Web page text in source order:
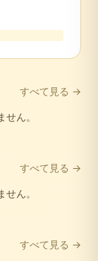
すべて見る →
ん。
すべて見る →
ん。
すべて見る →